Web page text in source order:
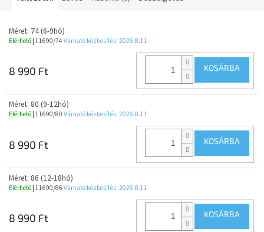
Méret: 74 (6-9hó)
Elérhető | 11690/74 Várható kézbesítés: 2026.8.11
8 990 Ft KOSÁRBA
Méret: 80 (9-12hó)
Elérhető | 11690/80 Várható kézbesítés: 2026.8.11
8 990 Ft KOSÁRBA
Méret: 86 (12-18hó)
Elérhető | 11690/86 Várható kézbesítés: 2026.8.11
8 990 Ft KOSÁRBA